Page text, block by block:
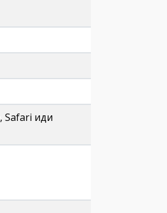
Safari иди